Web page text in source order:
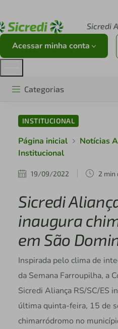
Sicredi
Acessar minha conta
Categorias
INSTITUCIONAL
Página inicial
Notícias
Institucional
19/09/2022 2 min
Sicredi
inaugura
em São
Inspirada pelo clima de
da Semana Farroupilha, a
Sicredi Aliança RS/SC/ES
última quinta-feira, 15 de
chimarródromo no